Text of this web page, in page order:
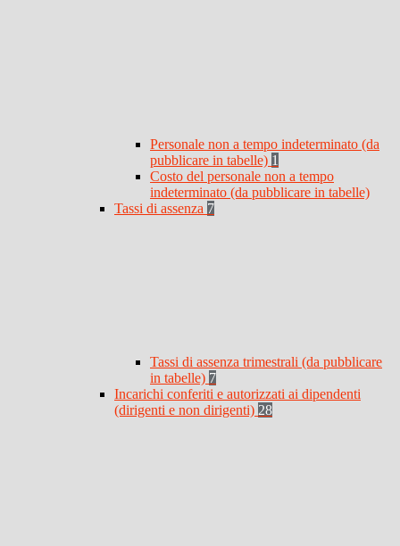
Personale non a tempo indeterminato (da
pubblicare in tabelle) 1
Costo del personale non a tempo
indeterminato (da pubblicare in tabelle)
Tassi di assenza 7
Tassi di assenza trimestrali (da pubblicare
in tabelle) 7
Incarichi conferiti e autorizzati ai dipendenti
(dirigenti e non dirigenti) 28